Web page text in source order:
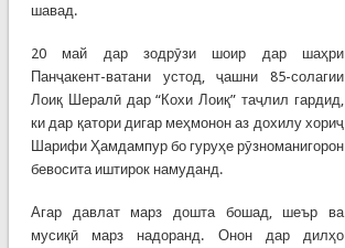
шавад.
20 май дар зодрӯзи шоир дар шаҳри
Панҷакент-ватани устод, ҷашни 85-солагии
Лоиқ Шералӣ дар “Кохи Лоиқ” таҷлил гардид,
ки дар қатори дигар меҳмонон аз дохилу хориҷ
Шарифи Ҳамдампур бо гуруҳе рӯзноманигорон
бевосита иштирок намуданд.
Агар давлат марз дошта бошад, шеър ва
мусиқӣ марз надоранд. Онон дар дилҳо